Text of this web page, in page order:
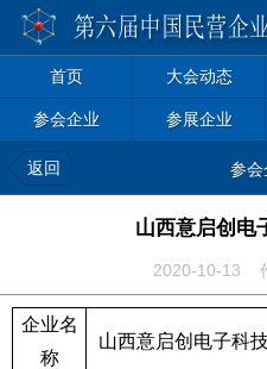
首页 大会动态
参会企业 参展企业
返回 参会
山西意启创电
2020-10-13
企业名
称
山西意启创电子科